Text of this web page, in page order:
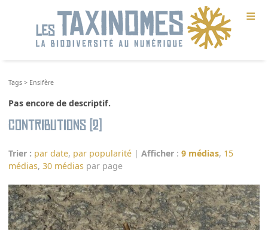
≡
Tags > Ensifère
Pas encore de descriptif.
Contributions (2)
Trier : par date, par popularité |Afficher :9 médias, 15
médias,30 médias par page